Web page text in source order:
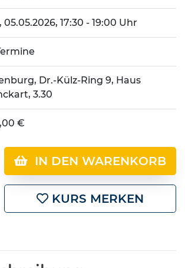
, 05.05.2026, 17:30 - 19:00 Uhr
Dr.-Külz-Ring 9, Haus
3.30
€
IN DEN WARENKORB
KURS MERKEN